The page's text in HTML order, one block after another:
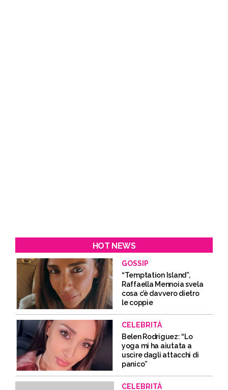
HOT NEWS
GOSSIP
“Temptation Island”,
Raffaella Mennoia svela
cosa c’è davvero dietro
le coppie
CELEBRITÀ
Belen Rodriguez: “Lo
yoga mi ha aiutata a
uscire dagli attacchi di
panico”
CELEBRITÀ